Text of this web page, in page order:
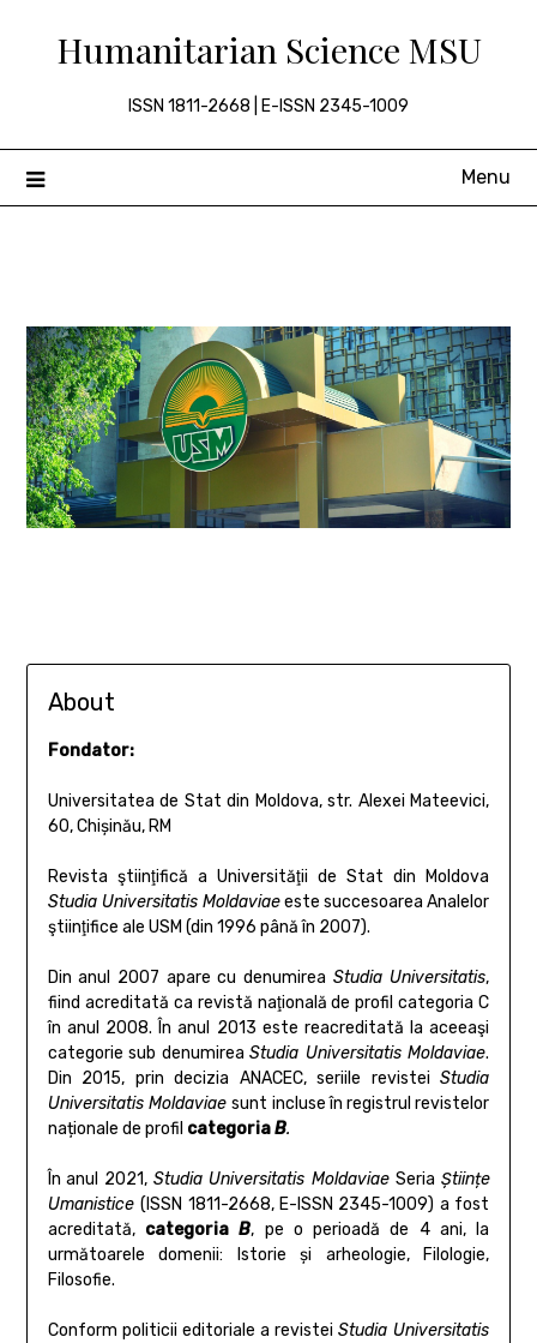
Humanitarian Science MSU
ISSN 1811-2668 | E-ISSN 2345-1009
Menu
About
Fondator:
Universitatea de Stat din Moldova, str. Alexei Mateevici,
60, Chișinău, RM
Revista ştiinţifică a Universităţii de Stat din Moldova
Studia Universitatis Moldaviaeeste succesoarea Analelor
ştiinţifice ale USM (din 1996 până în 2007).
Din anul 2007 apare cu denumirea Studia Universitatis,
fiind acreditată ca revistă naţională de profil categoria C
în anul 2008. În anul 2013 este reacreditată la aceeaşi
categorie sub denumireaStudia Universitatis Moldaviae.
Din 2015, prin decizia ANACEC, seriile revisteiStudia
Universitatis Moldaviae sunt incluse în registrul revistelor
naționale de profil categoriaB.
În anul 2021, Studia Universitatis Moldaviae Seria Științe
Umanistice (ISSN 1811-2668, E-ISSN 2345-1009) a fost
acreditată, categoriaB, pe o perioadă de 4 ani, la
următoarele domenii: Istorie și arheologie, Filologie,
Filosofie.
Conform politicii editoriale a revisteiStudia Universitatis